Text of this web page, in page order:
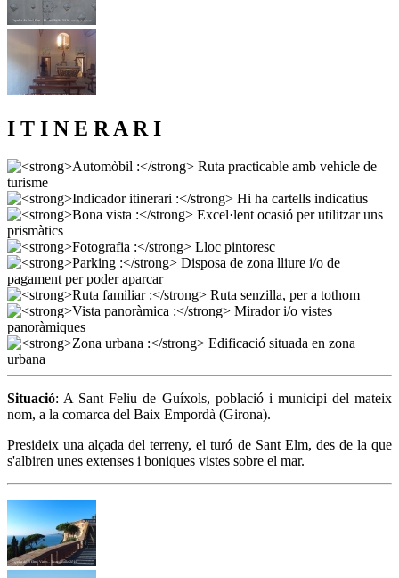
I T I N E R A R I
Situació: A Sant Feliu de Guíxols, població i municipi del mateix
nom, a la comarca del Baix Empordà (Girona).
Presideix una alçada del terreny, el turó de Sant Elm, des de la que
s'albiren unes extenses i boniques vistes sobre el mar.